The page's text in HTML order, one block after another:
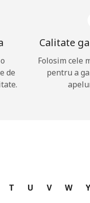
de
Calitate
Folosim cele
pentru a
T U V W Y